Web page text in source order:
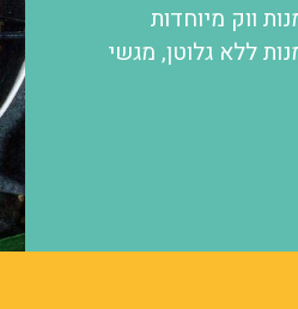
ווק מיוחדות
ללא גלוטן, מגשי